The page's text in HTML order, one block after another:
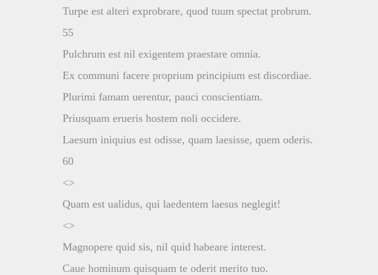
Turpe est alteri exprobrare, quod tuum spectat probrum.
55
Pulchrum est nil exigentem praestare omnia.
Ex communi facere proprium principium est discordiae.
Plurimi famam uerentur, pauci conscientiam.
Priusquam erueris hostem noli occidere.
Laesum iniquius est odisse, quam laesisse, quem oderis.
60
<>
Quam est ualidus, qui laedentem laesus neglegit!
<>
Magnopere quid sis, nil quid habeare interest.
Caue hominum quisquam te oderit merito tuo.